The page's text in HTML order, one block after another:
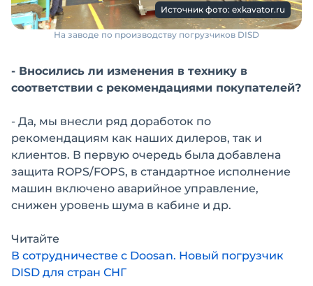
Источник фото: exkavator.ru
На заводе по производству погрузчиков DISD
- Вносились ли изменения в технику в
соответствии с рекомендациями покупателей?
- Да, мы внесли ряд доработок по
рекомендациям как наших дилеров, так и
клиентов. В первую очередь была добавлена
защита ROPS/FOPS, в стандартное исполнение
машин включено аварийное управление,
снижен уровень шума в кабине и др.
Читайте
В сотрудничестве с Doosan. Новый погрузчик
DISD для стран СНГ